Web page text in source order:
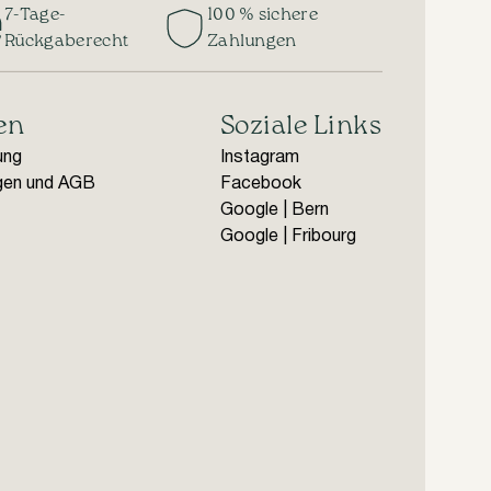
7-Tage-
Rückgaberecht
100 % sichere
Zahlungen
und AGB
Soziale Links
Instagram
Facebook
Google | Bern
Google | Fribourg